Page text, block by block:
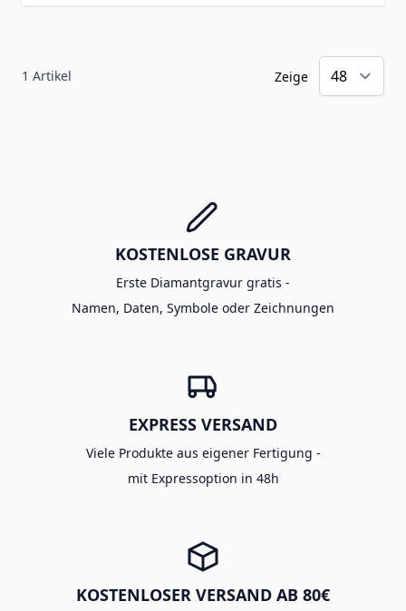
1 Artikel Zeige
KOSTENLOSE GRAVUR
Erste Diamantgravur gratis -
Namen, Daten, Symbole oder Zeichnungen
EXPRESS VERSAND
Viele Produkte aus eigener Fertigung -
mit Expressoption in 48h
KOSTENLOSER VERSAND AB 80€